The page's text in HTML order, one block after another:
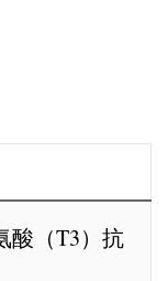
酸（T3）抗